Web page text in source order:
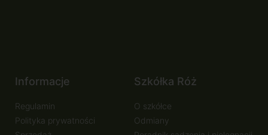
Informacje
Regulamin
Polityka prywatności
Szkółka Róż
O szkółce
Odmiany